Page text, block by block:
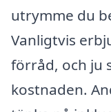
utrymme du
Vanligtvis
förråd, och ju
kostnaden.